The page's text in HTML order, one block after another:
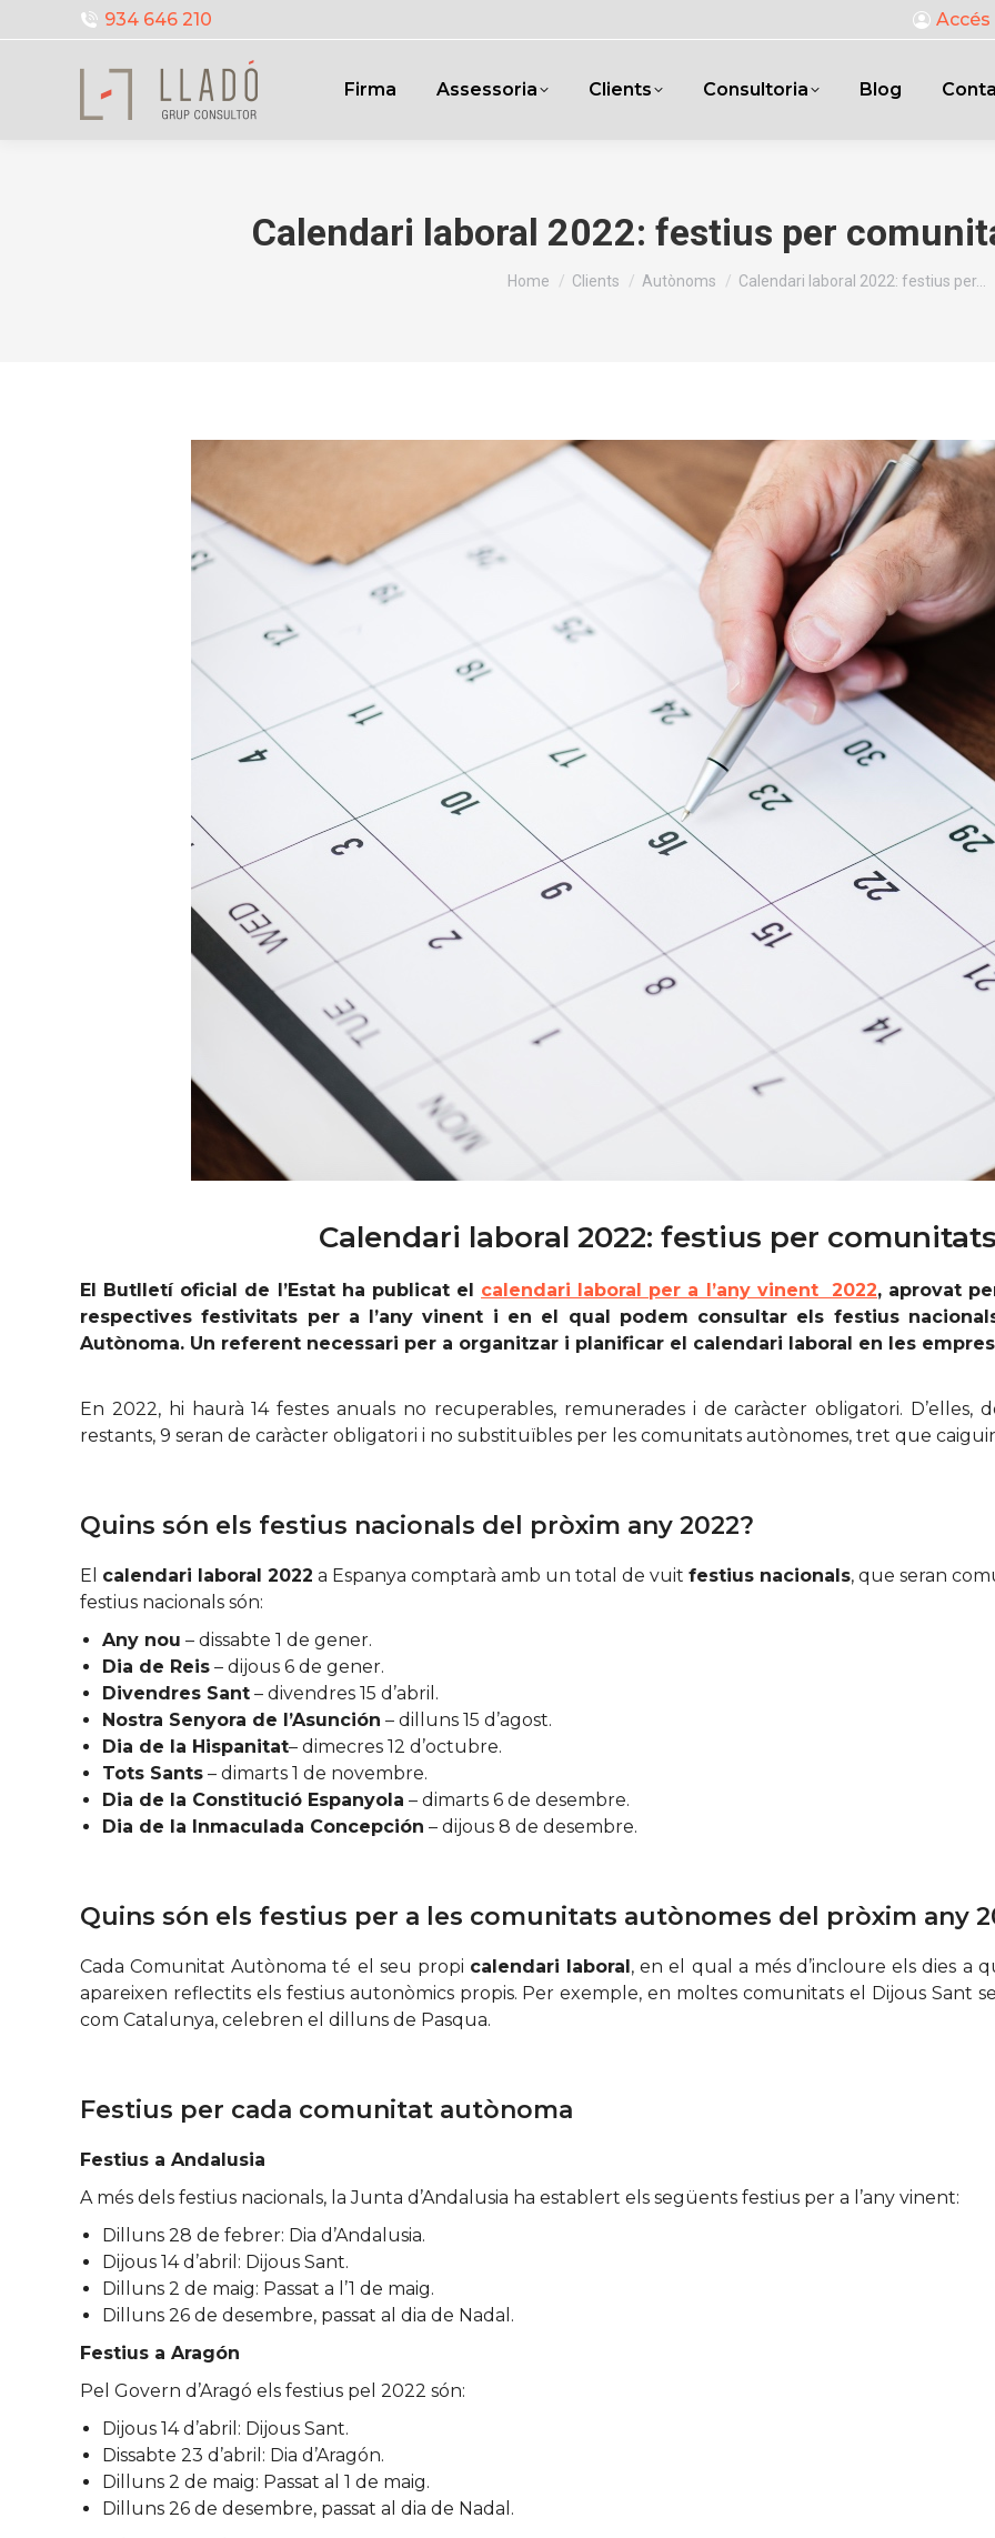
934 646 210
Firma Assessoria Clients Consultoria Blog
Calendari laboral 2022: festius per
You are here:
Home Clients Autònoms Calendari laboral 2022: festius per…
Calendari laboral 2022: festius per
El Butlletí oficial de l’Estat ha publicat el calendari laboral per a l’any vinent 2022, aprovat
respectives festivitats per a l’any vinent i en el qual podem consultar els festius
Autònoma. Un referent necessari per a organitzar i planificar el calendari laboral en les
En 2022, hi haurà 14 festes anuals no recuperables, remunerades i de caràcter obligatori. D’elles,
restants, 9 seran de caràcter obligatori i no substituïbles per les comunitats autònomes, tret que
Quins són els festius nacionals del pròxim any 2022?
El calendari laboral 2022 a Espanya comptarà amb un total de vuit festius nacionals, que seran
festius nacionals són:
Any nou – dissabte 1 de gener.
Dia de Reis – dijous 6 de gener.
Divendres Sant – divendres 15 d’abril.
Nostra Senyora de l’Asunción – dilluns 15 d’agost.
Dia de la Hispanitat– dimecres 12 d’octubre.
Tots Sants – dimarts 1 de novembre.
Dia de la Constitució Espanyola – dimarts 6 de desembre.
Dia de la Inmaculada Concepción – dijous 8 de desembre.
Quins són els festius per a les comunitats autònomes del pròxim any
Cada Comunitat Autònoma té el seu propi calendari laboral, en el qual a més d’incloure els dies a
apareixen reflectits els festius autonòmics propis. Per exemple, en moltes comunitats el Dijous Sant
com Catalunya, celebren el dilluns de Pasqua.
Festius per cada comunitat autònoma
Festius a Andalusia
A més dels festius nacionals, la Junta d’Andalusia ha establert els següents festius per a l’any vinent:
Dilluns 28 de febrer: Dia d’Andalusia.
Dijous 14 d’abril: Dijous Sant.
Dilluns 2 de maig: Passat a l’1 de maig.
Dilluns 26 de desembre, passat al dia de Nadal.
Festius a Aragón
Pel Govern d’Aragó els festius pel 2022 són:
Dijous 14 d’abril: Dijous Sant.
Dissabte 23 d’abril: Dia d’Aragón.
Dilluns 2 de maig: Passat al 1 de maig.
Dilluns 26 de desembre, passat al dia de Nadal.